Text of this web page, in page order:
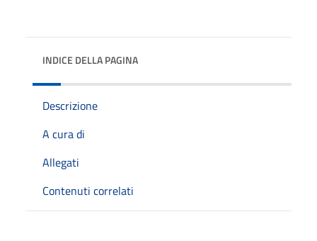
INDICE DELLA PAGINA
Descrizione
A cura di
Allegati
Contenuti correlati